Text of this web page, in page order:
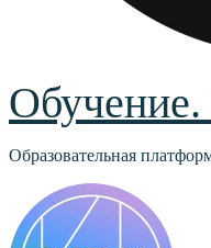
Образовательная